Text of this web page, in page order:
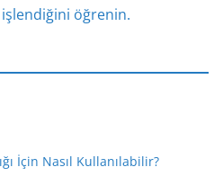
öğrenin.
İçin Nasıl Kullanılabilir?